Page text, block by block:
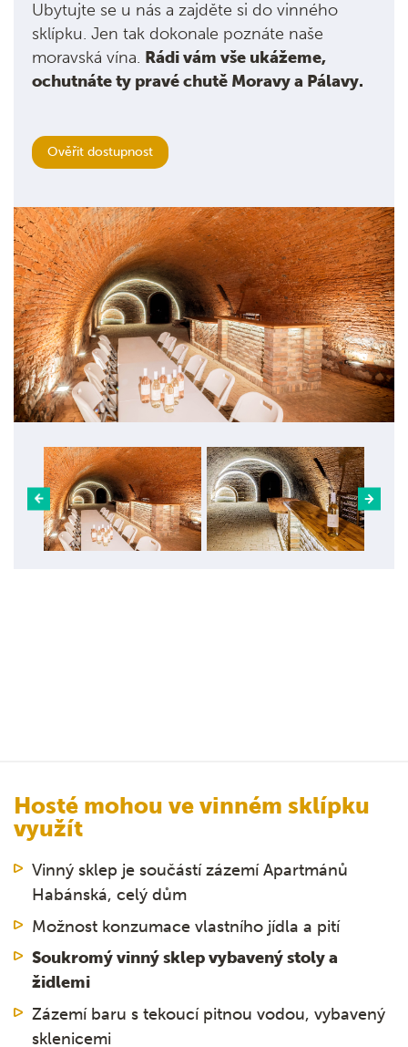
Ubytujte se u nás a zajděte si do vinného
sklípku. Jen tak dokonale poznáte naše
moravská vína. Rádi vám vše ukážeme,
ochutnáte ty pravé chutě Moravy a Pálavy.
Ověřit dostupnost
Hosté mohou ve vinném sklípku
využít
Vinný sklep je součástí zázemí Apartmánů
Habánská, celý dům
Možnost konzumace vlastního jídla a pití
Soukromý vinný sklep vybavený stoly a
židlemi
Zázemí baru s tekoucí pitnou vodou, vybavený
sklenicemi